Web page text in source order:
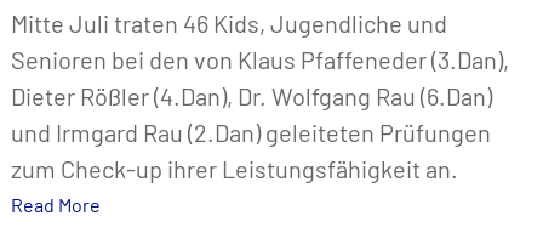
Mitte Juli traten 46 Kids, Jugendliche und
Senioren bei den von Klaus Pfaffeneder (3.Dan),
Dieter Rößler (4.Dan), Dr. Wolfgang Rau (6.Dan)
und Irmgard Rau (2.Dan) geleiteten Prüfungen
zum Check-up ihrer Leistungsfähigkeit an.
Read More